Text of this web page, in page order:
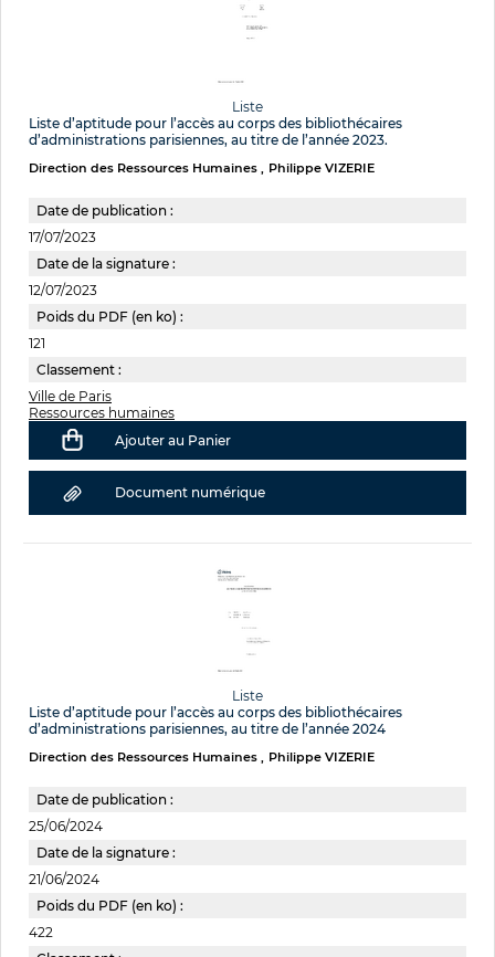
Liste
Liste d’aptitude pour l’accès au corps des bibliothécaires
d’administrations parisiennes, au titre de l’année 2023.
Direction des Ressources Humaines Philippe VIZERIE
Date de publication :
17/07/2023
Date de la signature :
12/07/2023
Poids du PDF (en ko) :
121
Classement :
Ville de Paris
Ressources humaines
Ajouter au Panier
Document numérique
Liste
Liste d’aptitude pour l’accès au corps des bibliothécaires
d’administrations parisiennes, au titre de l’année 2024
Direction des Ressources Humaines Philippe VIZERIE
Date de publication :
25/06/2024
Date de la signature :
21/06/2024
Poids du PDF (en ko) :
422